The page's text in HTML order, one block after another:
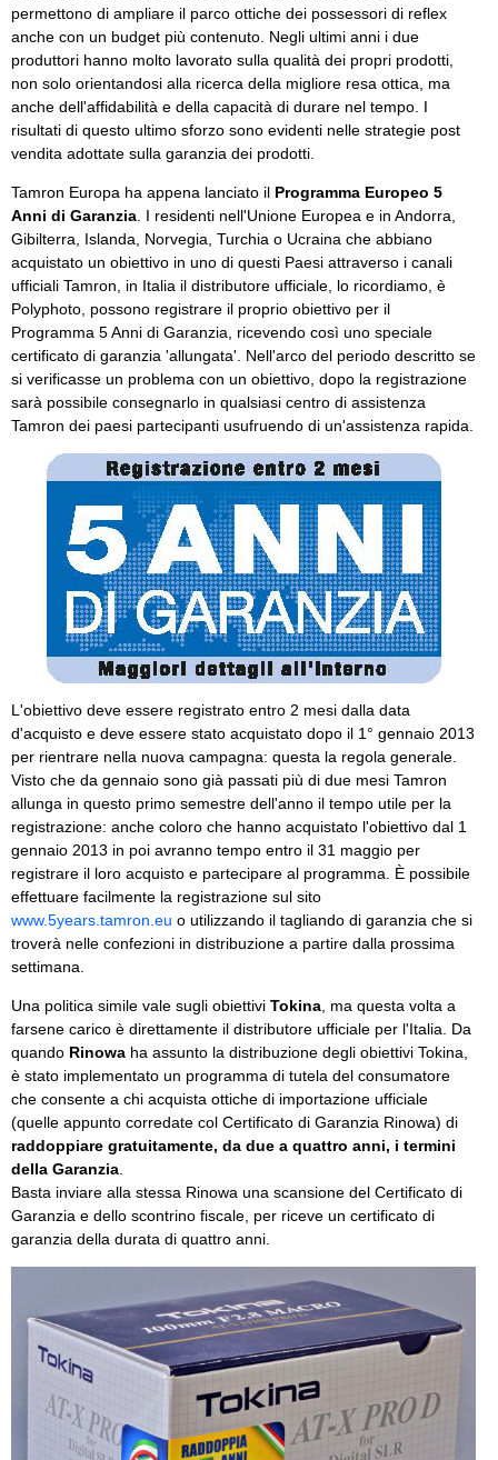
permettono di ampliare il parco ottiche dei possessori di reflex
anche con un budget più contenuto. Negli ultimi anni i due
produttori hanno molto lavorato sulla qualità dei propri prodotti,
non solo orientandosi alla ricerca della migliore resa ottica, ma
anche dell'affidabilità e della capacità di durare nel tempo. I
risultati di questo ultimo sforzo sono evidenti nelle strategie post
vendita adottate sulla garanzia dei prodotti.
Tamron Europa ha appena lanciato il Programma Europeo 5
Anni di Garanzia . I residenti nell'Unione Europea e in Andorra,
Gibilterra, Islanda, Norvegia, Turchia o Ucraina che abbiano
acquistato un obiettivo in uno di questi Paesi attraverso i canali
ufficiali Tamron, in Italia il distributore ufficiale, lo ricordiamo, è
Polyphoto, possono registrare il proprio obiettivo per il
Programma 5 Anni di Garanzia, ricevendo così uno speciale
certificato di garanzia 'allungata'. Nell'arco del periodo descritto se
si verificasse un problema con un obiettivo, dopo la registrazione
sarà possibile consegnarlo in qualsiasi centro di assistenza
Tamron dei paesi partecipanti usufruendo di un'assistenza rapida.
L'obiettivo deve essere registrato entro 2 mesi dalla data
d'acquisto e deve essere stato acquistato dopo il 1° gennaio 2013
per rientrare nella nuova campagna: questa la regola generale.
Visto che da gennaio sono già passati più di due mesi Tamron
allunga in questo primo semestre dell'anno il tempo utile per la
registrazione: anche coloro che hanno acquistato l'obiettivo dal 1
gennaio 2013 in poi avranno tempo entro il 31 maggio per
registrare il loro acquisto e partecipare al programma. È possibile
effettuare facilmente la registrazione sul sito
www.5years.tamron.eu o utilizzando il tagliando di garanzia che si
troverà nelle confezioni in distribuzione a partire dalla prossima
settimana.
Una politica simile vale sugli obiettivi Tokina , ma questa volta a
farsene carico è direttamente il distributore ufficiale per l'Italia. Da
quando Rinowa ha assunto la distribuzione degli obiettivi Tokina,
è stato implementato un programma di tutela del consumatore
che consente a chi acquista ottiche di importazione ufficiale
(quelle appunto corredate col Certificato di Garanzia Rinowa) di
raddoppiare gratuitamente, da due a quattro anni, i termini
della Garanzia
Basta inviare alla stessa Rinowa una scansione del Certificato di
Garanzia e dello scontrino fiscale, per riceve un certificato di
garanzia della durata di quattro anni.